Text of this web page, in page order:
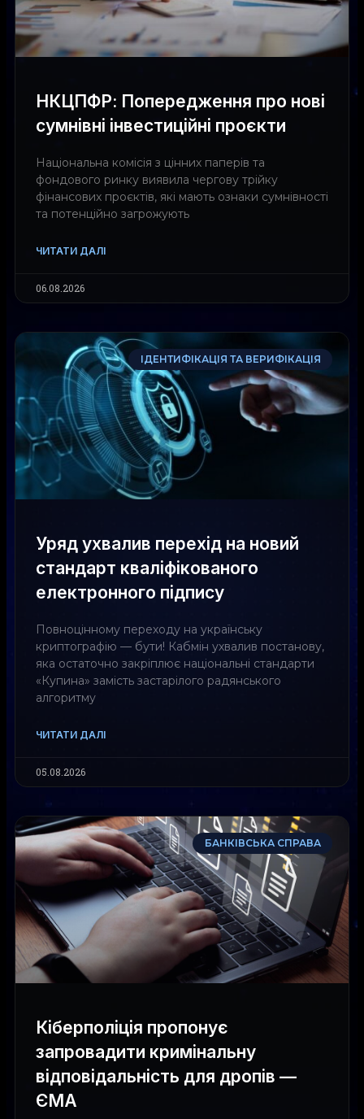
НКЦПФР: Попередження про нові
сумнівні інвестиційні проєкти
Національна комісія з цінних паперів та
фондового ринку виявила чергову трійку
фінансових проєктів, які мають ознаки сумнівності
та потенційно загрожують
ЧИТАТИ ДАЛІ
06.08.2026
ІДЕНТИФІКАЦІЯ ТА ВЕРИФІКАЦІЯ
Уряд ухвалив перехід на новий
стандарт кваліфікованого
електронного підпису
Повноцінному переходу на українську
криптографію — бути! Кабмін ухвалив постанову,
яка остаточно закріплює національні стандарти
«Купина» замість застарілого радянського
алгоритму
ЧИТАТИ ДАЛІ
05.08.2026
БАНКІВСЬКА СПРАВА
Кіберполіція пропонує
запровадити кримінальну
відповідальність для дропів —
ЄМА